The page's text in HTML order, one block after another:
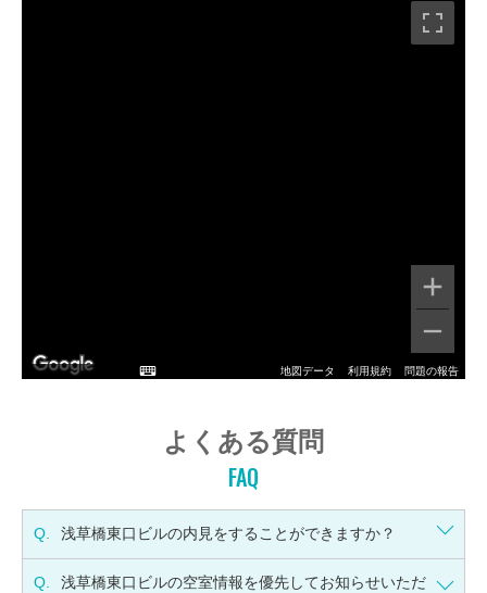
地図データ 利用規約 問題の報告
よくある質問
FAQ
Q. 浅草橋東口ビルの内見をすることができますか？
Q.
浅草橋東口ビルの空室情報を優先してお知らせいただ